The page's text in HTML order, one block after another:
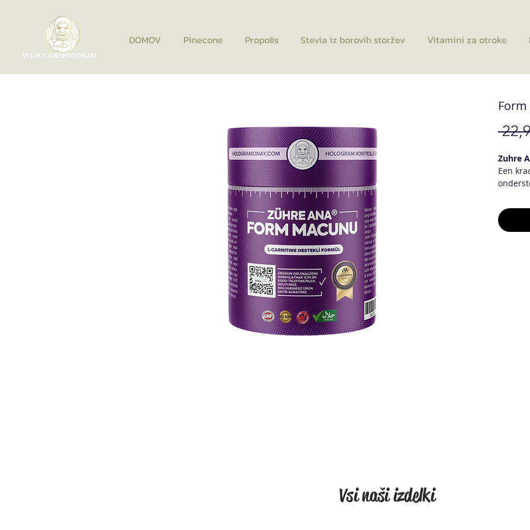
VELIKA RAZPRODAJA!
DOMOV Pinecone Propolis Stevia iz borovih storžev Vitamini za otroke
Form
Zuhre
Een
Vsi naši izdelki